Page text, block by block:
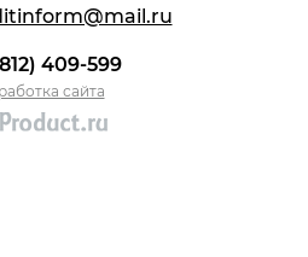
409-599
сайта